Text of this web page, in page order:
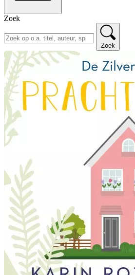
Zoek
Zoek